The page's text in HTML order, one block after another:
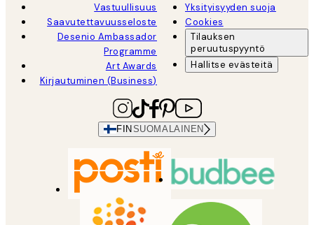
Vastuullisuus
Saavutettavuusseloste
Desenio Ambassador
Programme
Art Awards
Kirjautuminen (Business)
Yksityisyyden suoja
Cookies
Tilauksen
peruutuspyyntö
Hallitse evästeitä
FIN SUOMALAINEN